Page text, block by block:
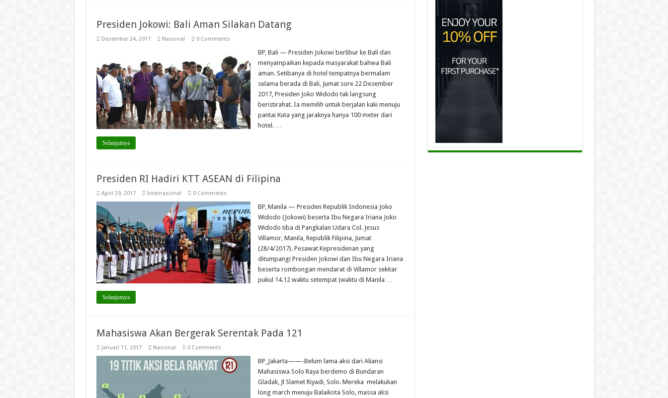
Presiden Jokowi: Bali Aman Silakan Datang
Desember 24, 2017 Nasional 0 Comments
BP, Bali — Presiden Jokowi berlibur ke Bali dan
menyampaikan kepada masyarakat bahwa Bali
aman. Setibanya di hotel tempatnya bermalam
selama berada di Bali, Jumat sore 22 Desember
2017, Presiden Joko Widodo tak langsung
beristirahat. Ia memilih untuk berjalan kaki menuju
pantai Kuta yang jaraknya hanya 100 meter dari
hotel. …
Selanjutnya
Presiden RI Hadiri KTT ASEAN di Filipina
April 29, 2017 Internasional 0 Comments
BP, Manila — Presiden Republik Indonesia Joko
Widodo (Jokowi) beserta Ibu Negara Iriana Joko
Widodo tiba di Pangkalan Udara Col. Jesus
Villamor, Manila, Republik Filipina, Jumat
(28/4/2017). Pesawat Kepresidenan yang
ditumpangi Presiden Jokowi dan Ibu Negara Iriana
beserta rombongan mendarat di Villamor sekitar
pukul 14.12 waktu setempat (waktu di Manila …
Selanjutnya
Mahasiswa Akan Bergerak Serentak Pada 121
Januari 11, 2017 Nasional 0 Comments
BP_Jakarta——-Belum lama aksi dari Aliansi
Mahasiswa Solo Raya berdemo di Bundaran
Gladak, Jl Slamet Riyadi, Solo. Mereka melakukan
long march menuju Balaikota Solo, massa aksi